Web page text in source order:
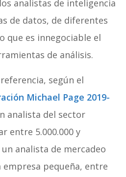
analistas de inteligencia
de datos, de diferentes
que es innegociable el
de análisis.
según el
Michael Page 2019-
analista del sector
entre 5.000.000 y
un analista de mercadeo
empresa pequeña, entre